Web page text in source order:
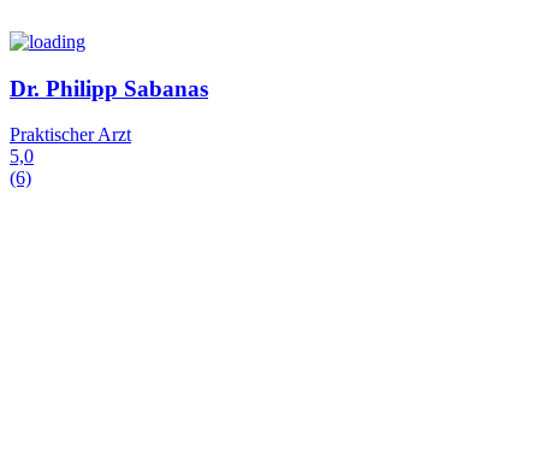
Dr. Philipp Sabanas
Praktischer Arzt
5,0
(6)